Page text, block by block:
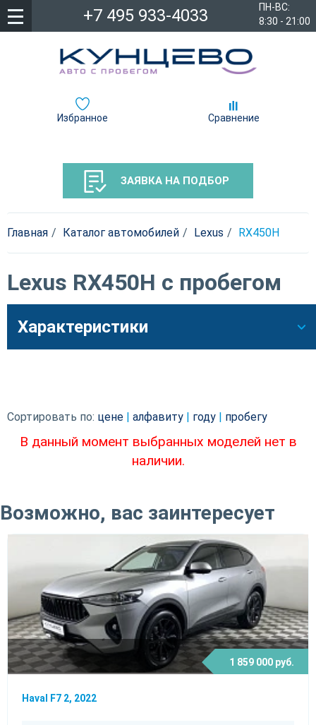
ПН-ВС:
8:30 - 21:00
+7 495 933-4033
Избранное Сравнение
ЗАЯВКА НА ПОДБОР
Главная Каталог автомобилей Lexus RX450H
Lexus RX450H с пробегом
Характеристики
Сортировать по: цене алфавиту году пробегу
В данный момент выбранных моделей нет в
наличии.
Возможно, вас заинтересует
1 859 000 руб.
Haval F7 2, 2022